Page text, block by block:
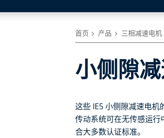
首页 产品 三相减速电机
小侧隙
这些 IE5 小侧隙减速电
传动系统可在无传感运
合大多数认证标准。